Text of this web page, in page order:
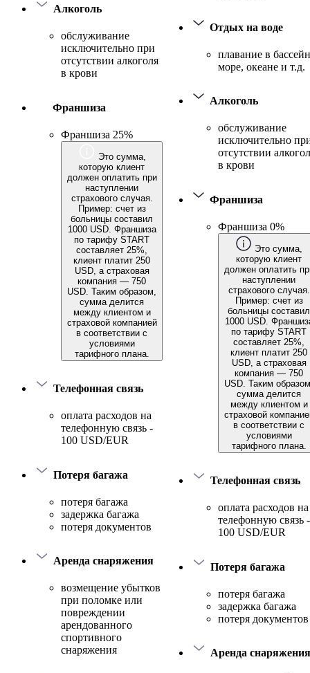
Алкоголь
обслуживание
исключительно при
отсутствии алкоголя
в крови
Франшиза
Франшиза 25%
Это сумма,
которую клиент
должен оплатить при
наступлении
страхового случая.
Пример: счет из
больницы составил
1000 USD. Франшиза
по тарифу START
составляет 25%,
клиент платит 250
USD, а страховая
компания — 750
USD. Таким образом,
сумма делится
между клиентом и
страховой компанией
в соответствии с
условиями
тарифного плана.
Телефонная связь
оплата расходов на
телефонную связь -
100 USD/EUR
Потеря багажа
потеря багажа
задержка багажа
потеря документов
Аренда снаряжения
возмещение убытков
при поломке или
повреждении
арендованного
спортивного
снаряжения
Отдых на воде
плавание в
море, океане и т.д.
Алкоголь
обслуживание
исключительно
отсутствии
в крови
Франшиза
Франшиза 0%
Это сумма,
которую клиент
должен оплатить
наступлении
страхового случая.
Пример: счет из
больницы составил
1000 USD.
по тарифу START
составляет 25%,
клиент платит 250
USD, а страховая
компания — 750
USD. Таким
сумма делится
между клиентом и
страховой
в соответствии с
условиями
тарифного плана.
Телефонная связь
оплата расходов на
телефонную связь -
100 USD/EUR
Потеря багажа
потеря багажа
задержка багажа
потеря документов
Аренда снаряжения